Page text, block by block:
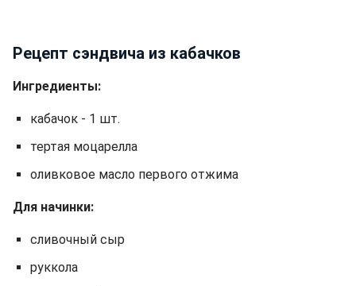
Рецепт сэндвича из кабачков
Ингредиенты:
кабачок - 1 шт.
тертая моцарелла
оливковое масло первого отжима
Для начинки:
сливочный сыр
руккола